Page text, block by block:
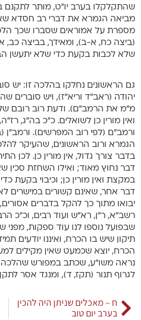
שהתקלקלו בערב יו”ט, מותר לתקנם
מביאה הגמרא את דברי רב חסדא
מספרת על אמוראים שסברו שכך
(ביצה כח, א-ב), ומאידך, בביצה כב,
שלא לכבות בקעת כדי שלא יתעשן
גם הראשונים נחלקו בהלכה זו: יש
יהודה (ראב”ד וריא”ז), ויש סוברים
מ”מ את הרמב”ם). ודעת רוב רובם
ואין מורין כן לשואלים. כ”כ בה”ג,
ורמב”ם (לפי רוב המפרשים).
הגמרא ורוב הראשונים, שהעיקר
בדבר צורך גדול, אין מורין כן. לכן
דבר נחוץ מאוד; ואילו השחזת סכין
במקצת ואין מורין כן; וכיבוי בקעת
דבר אחר, שאינם קשורים במישרים
יבואו מתוך כך להקל בדברים
רשב”א, ר”ן, רא”ש ועוד רבים, וכ”כ
שבפועל נוספו לנו עוד ספקות, מפני
תיקון שיש בו הכרח, ואיננו יודעים
הכרח, יוצא שכמעט שאין מקילים
נראה משו”ע, שכתב במפורש שהלכה
לגרוף תנור (תקז, ד), ומנגד אסר
ח – מאכלים שניתן היה להכין
בערב יום טוב